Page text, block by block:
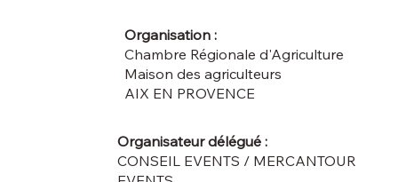
Organisateur délégué :
CONSEIL EVENTS / MERCANTOUR
Organisation :
Chambre Régionale d'Agriculture
Maison des agriculteurs
AIX EN PROVENCE